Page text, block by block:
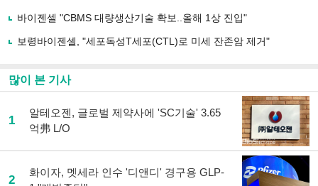
기
바이젠셀 "CBMS 대량생산기술 확보..올해 1상 진입"
보령바이젠셀, "세포독성T세포(CTL)로 미세 잔존암 제거"
많이 본 기사
1
알테오젠, 글로벌 제약사에 'SC기술' 3.65
억弗 L/O
2
화이자, 멧세라 인수 '디앤디' 경구용 GLP-